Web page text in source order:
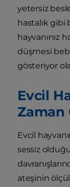
yetersiz
hastalık gibi
hayvanınız
düşmesi
gösteriyor
Evcil
Zaman
Evcil
sessiz
ateşinin